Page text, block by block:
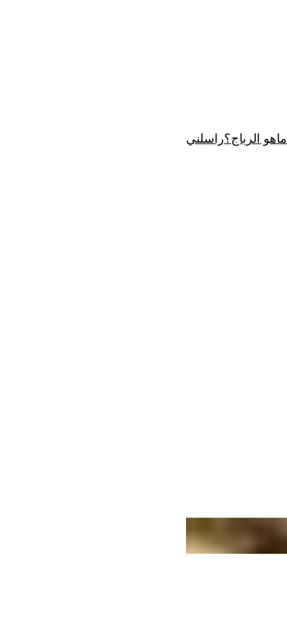
ماهو الرباج؟راسلني